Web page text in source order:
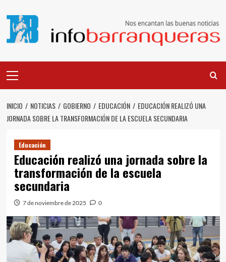
contenido
principal
INICIO NOTICIAS GOBIERNO EDUCACIÓN
EDUCACIÓN REALIZÓ UNA
JORNADA SOBRE LA TRANSFORMACIÓN DE LA ESCUELA SECUNDARIA
Educación
Educación realizó una jornada sobre la
transformación de la escuela
secundaria
7 de noviembre de 2025 0